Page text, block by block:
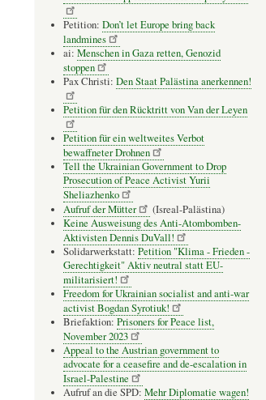
Petition: Don’t let Europe bring back
landmines
ai: Menschen in Gaza retten, Genozid
stoppen
Pax Christi: Den Staat Palästina anerkennen!
Petition für den Rücktritt von Van der Leyen
Petition für ein weltweites Verbot
bewaffneter Drohnen
Tell the Ukrainian Government to Drop
Prosecution of Peace Activist Yurii
Sheliazhenko
Aufruf der Mütter
(Isreal-Palästina)
Keine Ausweisung des Anti-Atombomben-
Aktivisten Dennis DuVall!
Solidarwerkstatt: Petition "Klima - Frieden -
Gerechtigkeit" Aktiv neutral statt EU-
militarisiert!
Freedom for Ukrainian socialist and anti-war
activist Bogdan Syrotiuk!
Briefaktion: Prisoners for Peace list,
November 2023
Appeal to the Austrian government to
advocate for a ceasefire and de-escalation in
Israel-Palestine
Aufruf an die SPD: Mehr Diplomatie wagen!